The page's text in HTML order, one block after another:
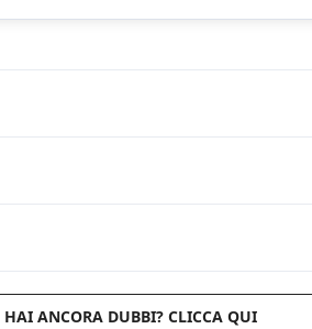
HAI ANCORA DUBBI? CLICCA QUI